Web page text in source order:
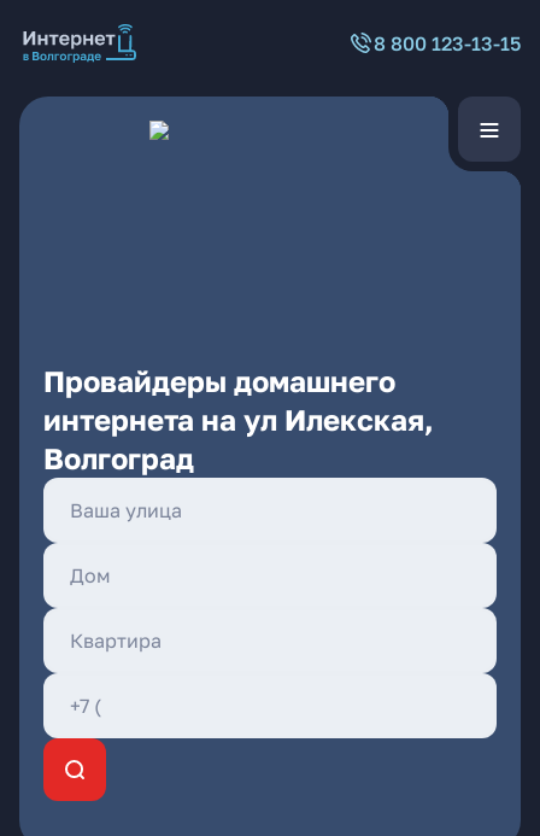
8 800 123-13-15
Провайдеры домашнего
интернета на ул Илекская,
Волгоград